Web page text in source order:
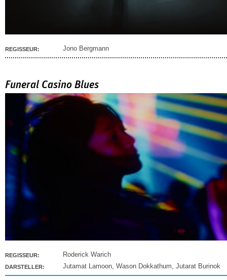
REGISSEUR: Jono Bergmann
Funeral Casino Blues
REGISSEUR: Roderick Warich
DARSTELLER: Jutamat Lamoon, Wason Dokkathum, Jutarat Burinok